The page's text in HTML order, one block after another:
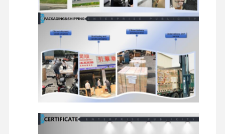
peças sobresselentes da máquina escavadora